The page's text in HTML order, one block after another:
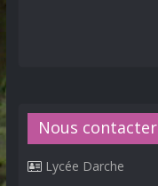
Nous contacter
Lycée Darche